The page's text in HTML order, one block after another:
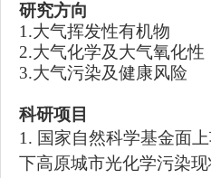
研究方向
1.大气挥发性有机物
2.大气化学及大气氧化性
3.大气污染及健康风险
科研项目
1. 国家自然科学基金面上
下高原城市光化学污染